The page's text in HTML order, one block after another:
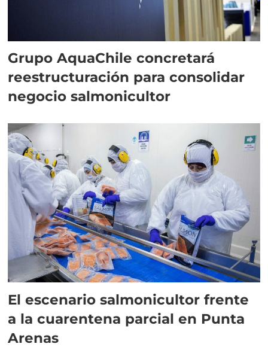
Grupo AquaChile concretará
reestructuración para consolidar
negocio salmonicultor
El escenario salmonicultor frente
a la cuarentena parcial en Punta
Arenas